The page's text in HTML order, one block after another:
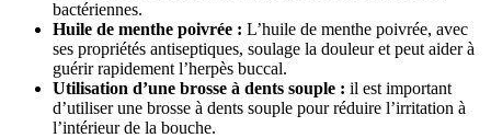
bactériennes.
Huile de menthe poivrée : L’huile de menthe poivrée, avec
ses propriétés antiseptiques, soulage la douleur et peut aider à
guérir rapidement l’herpès buccal.
Utilisation d’une brosse à dents souple : il est important
d’utiliser une brosse à dents souple pour réduire l’irritation à
l’intérieur de la bouche.